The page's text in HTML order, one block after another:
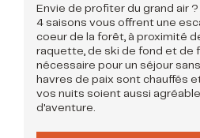
Envie de profiter du grand air
4 saisons vous offrent une
coeur de la forêt, à proximité
raquette, de ski de fond et de
nécessaire pour un séjour
havres de paix sont chauffés
vos nuits soient aussi
d'aventure.